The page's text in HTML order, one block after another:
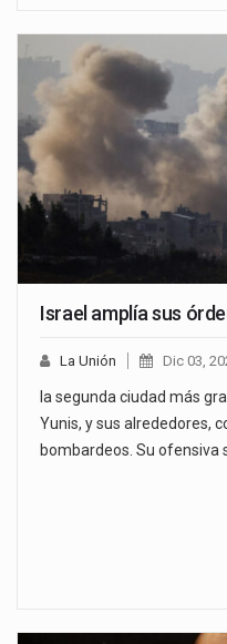
Israel amplía sus
La Unión Dic 03,
la segunda ciudad más
Yunis, y sus alrededores,
bombardeos. Su ofensiva